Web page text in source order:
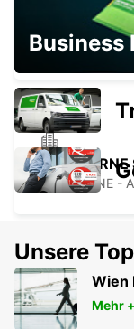
SOUTHBANK -
MELBOURNE -
MELBOURNE
THOMASTOWN
Business
Unsere
Wien
Mehr +